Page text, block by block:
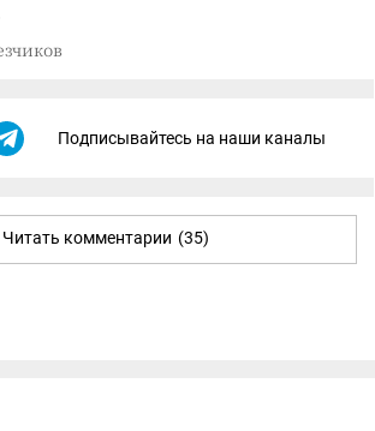
Подписывайтесь на наши каналы
Читать комментарии (35)